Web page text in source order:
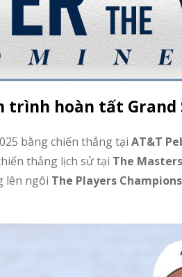
trình hoàn tất Grand
bằng chiến thắng tại AT&T
thắng lịch sử tại The Masters
lên ngôi The Players